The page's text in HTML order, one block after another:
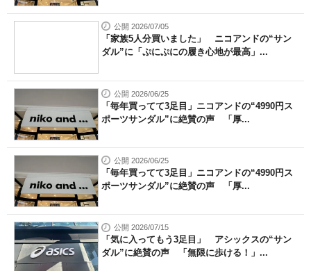
公開 2026/07/05
「家族5人分買いました」 ニコアンドの“サン
ダル”に「ぷにぷにの履き心地が最高」...
公開 2026/06/25
「毎年買ってて3足目」ニコアンドの“4990円ス
ポーツサンダル”に絶賛の声 「厚...
公開 2026/06/25
「毎年買ってて3足目」ニコアンドの“4990円ス
ポーツサンダル”に絶賛の声 「厚...
公開 2026/07/15
「気に入ってもう3足目」 アシックスの“サン
ダル”に絶賛の声 「無限に歩ける！」...